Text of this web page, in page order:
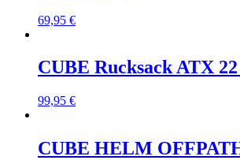
69,95 €
CUBE Rucksack ATX
99,95 €
CUBE HELM